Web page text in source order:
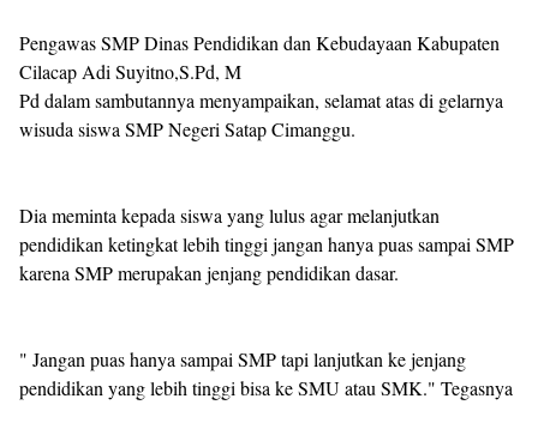
Pengawas SMP Dinas Pendidikan dan Kebudayaan Kabupaten
Cilacap Adi Suyitno,S.Pd, M
Pd dalam sambutannya menyampaikan, selamat atas di gelarnya
wisuda siswa SMP Negeri Satap Cimanggu.
Dia meminta kepada siswa yang lulus agar melanjutkan
pendidikan ketingkat lebih tinggi jangan hanya puas sampai SMP
karena SMP merupakan jenjang pendidikan dasar.
" Jangan puas hanya sampai SMP tapi lanjutkan ke jenjang
pendidikan yang lebih tinggi bisa ke SMU atau SMK." Tegasnya